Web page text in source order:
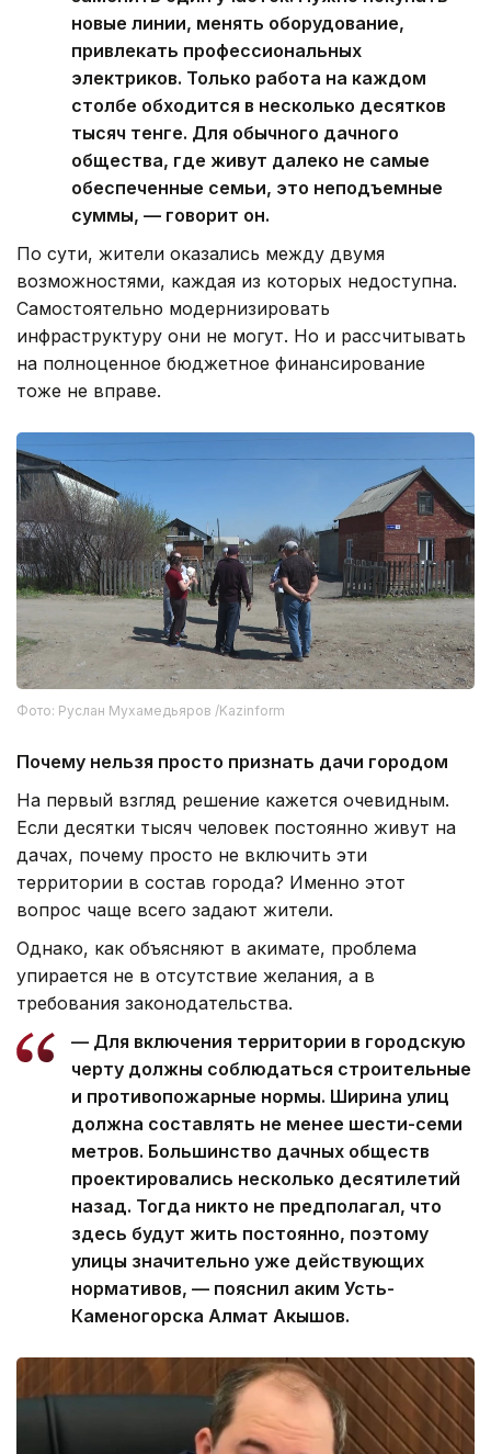
новые линии, менять оборудование,
привлекать профессиональных
электриков. Только работа на каждом
столбе обходится в несколько десятков
тысяч тенге. Для обычного дачного
общества, где живут далеко не самые
обеспеченные семьи, это неподъемные
суммы, — говорит он.
По сути, жители оказались между двумя
возможностями, каждая из которых недоступна.
Самостоятельно модернизировать
инфраструктуру они не могут. Но и рассчитывать
на полноценное бюджетное финансирование
тоже не вправе.
Фото: Руслан Мухамедьяров /Kazinform
Почему нельзя просто признать дачи городом
На первый взгляд решение кажется очевидным.
Если десятки тысяч человек постоянно живут на
дачах, почему просто не включить эти
территории в состав города? Именно этот
вопрос чаще всего задают жители.
Однако, как объясняют в акимате, проблема
упирается не в отсутствие желания, а в
требования законодательства.
— Для включения территории в городскую
черту должны соблюдаться строительные
и противопожарные нормы. Ширина улиц
должна составлять не менее шести-семи
метров. Большинство дачных обществ
проектировались несколько десятилетий
назад. Тогда никто не предполагал, что
здесь будут жить постоянно, поэтому
улицы значительно уже действующих
нормативов, — пояснил аким Усть-
Каменогорска Алмат Акышов.